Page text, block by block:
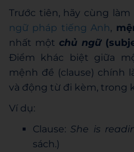
Trước tiên, hãy cùng làm
ngữ pháp tiếng Anh,
nhất mộtchủ ngữ
Điểm khác biệt giữa
mệnh đề (clause) chính
và động từ đi kèm, trong
Ví dụ:
Clause:She is
sách.)